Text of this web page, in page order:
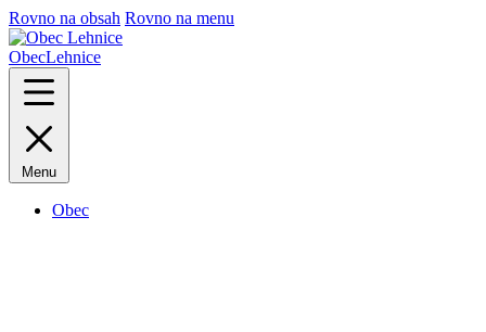
Rovno na obsah Rovno na menu
ObecLehnice
Menu
Obec